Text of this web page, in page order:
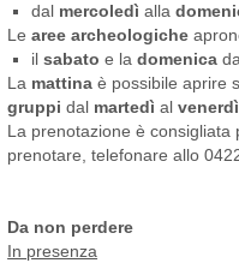
dal mercoledì alla
Learee archeologiche
ilsabato e ladomenica
La mattina è possibile aprire
gruppi dal martedì alvenerdì
La prenotazione è
prenotare, telefonare allo
Da non perdere
In presenza